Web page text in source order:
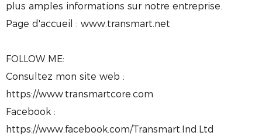
plus amples informations sur notre entreprise.
Page d'accueil : www.transmart.net
FOLLOW ME:
Consultez mon site web :
https://www.transmartcore.com
Facebook :
https://www.facebook.com/Transmart.Ind.Ltd